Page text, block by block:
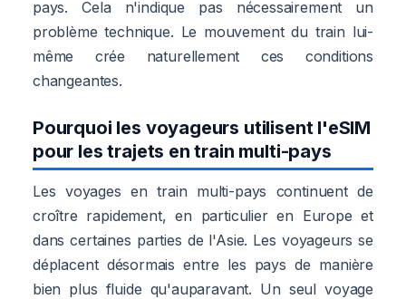
pays. Cela n'indique pas nécessairement un
problème technique. Le mouvement du train lui-
même crée naturellement ces conditions
changeantes.
Pourquoi les voyageurs utilisent l'eSIM
pour les trajets en train multi-pays
Les voyages en train multi-pays continuent de
croître rapidement, en particulier en Europe et
dans certaines parties de l'Asie. Les voyageurs se
déplacent désormais entre les pays de manière
bien plus fluide qu'auparavant. Un seul voyage